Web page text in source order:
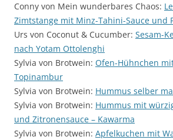
Conny von Mein wunderbares Chaos:
Zimtstange mit Minz-Tahini-Sauce und
Urs von Coconut & Cucumber: Sesam-
nach Yotam Ottolenghi
Sylvia von Brotwein: Ofen-Hühnchen
Topinambur
Sylvia von Brotwein: Hummus selber
Sylvia von Brotwein: Hummus mit
und Zitronensauce – Kawarma
Sylvia von Brotwein: Apfelkuchen mit